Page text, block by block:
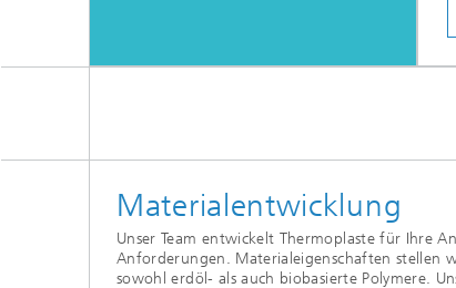
Materialentwicklung
Unser Team entwickelt Thermoplaste für Ihre
Anforderungen. Materialeigenschaften stellen
sowohl erdöl- als auch biobasierte Polymere.